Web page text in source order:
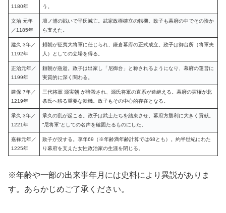
1180年
う。
文治 元年
／1185年
壇ノ浦の戦いで平氏滅亡。武家政権確立の転機。政子も幕府の中でその陰か
ら支えた。
建久 3年／
1192年
頼朝が征夷大将軍に任じられ、鎌倉幕府の正式成立。政子は御台所（将軍夫
人）としての立場を得る。
正治元年／
1199年
頼朝が急逝。政子は出家し「尼御台」と称されるようになり、幕府の運営に
実質的に深く関わる。
建保 7年／
1219年
三代将軍 源実朝 が暗殺され、源氏将軍の直系が途絶える。幕府の実権が北
条氏へ移る重要な転機。政子もその中心的存在となる。
承久 3年／
1221年
承久の乱が起こる。政子は武士たちを結束させ、幕府方勝利に大きく貢献。
“尼将軍”としての名声を確固たるものにした。
嘉禄元年／
1225年
政子が没する。享年69（※年齢満年齢計算では68とも）。約半世紀にわた
り幕府を支えた女性政治家の生涯を閉じる。
※年齢や一部の出来事年月には史料により異説がありま
す。あらかじめご了承ください。